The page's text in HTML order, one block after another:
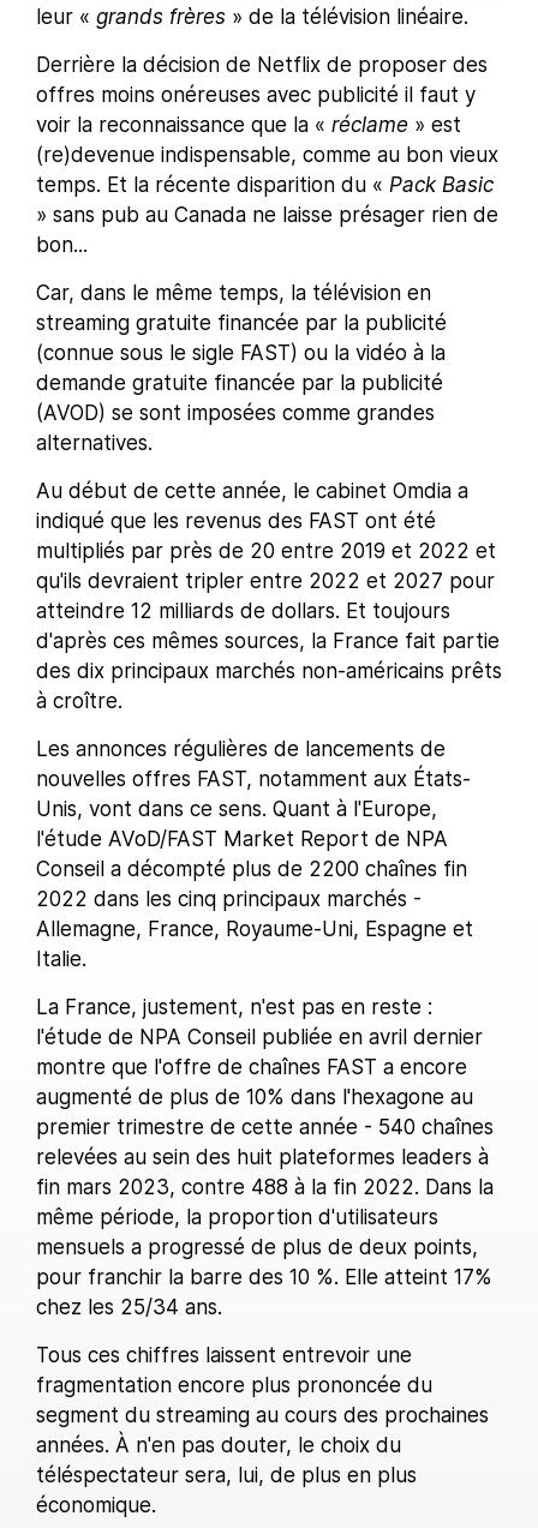
leur « grands frères » de la télévision linéaire.
Derrière la décision de Netflix de proposer des
offres moins onéreuses avec publicité il faut y
voir la reconnaissance que la « réclame » est
(re)devenue indispensable, comme au bon vieux
temps. Et la récente disparition du « Pack Basic
» sans pub au Canada ne laisse présager rien de
bon...
Car, dans le même temps, la télévision en
streaming gratuite financée par la publicité
(connue sous le sigle FAST) ou la vidéo à la
demande gratuite financée par la publicité
(AVOD) se sont imposées comme grandes
alternatives.
Au début de cette année, le cabinet Omdia a
indiqué que les revenus des FAST ont été
multipliés par près de 20 entre 2019 et 2022 et
qu'ils devraient tripler entre 2022 et 2027 pour
atteindre 12 milliards de dollars. Et toujours
d'après ces mêmes sources, la France fait partie
des dix principaux marchés non-américains prêts
à croître.
Les annonces régulières de lancements de
nouvelles offres FAST, notamment aux États-
Unis, vont dans ce sens. Quant à l'Europe,
l'étude AVoD/FAST Market Report de NPA
Conseil a décompté plus de 2200 chaînes fin
2022 dans les cinq principaux marchés -
Allemagne, France, Royaume-Uni, Espagne et
Italie.
La France, justement, n'est pas en reste :
l'étude de NPA Conseil publiée en avril dernier
montre que l'offre de chaînes FAST a encore
augmenté de plus de 10% dans l'hexagone au
premier trimestre de cette année - 540 chaînes
relevées au sein des huit plateformes leaders à
fin mars 2023, contre 488 à la fin 2022. Dans la
même période, la proportion d'utilisateurs
mensuels a progressé de plus de deux points,
pour franchir la barre des 10 %. Elle atteint 17%
chez les 25/34 ans.
Tous ces chiffres laissent entrevoir une
fragmentation encore plus prononcée du
segment du streaming au cours des prochaines
années. À n'en pas douter, le choix du
téléspectateur sera, lui, de plus en plus
économique.